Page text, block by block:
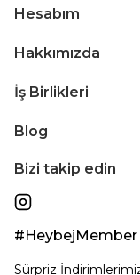
Hesabım
Hakkımızda
İş Birlikleri
Blog
Bizi takip edin
#HeybejMember
Sürpriz